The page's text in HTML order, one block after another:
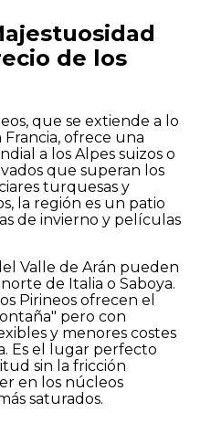
de los
que se extiende a lo
ofrece una
a los Alpes suizos o
que superan los
turquesas y
la región es un patio
de invierno y películas
Valle de Arán pueden
de Italia o Saboya.
Pirineos ofrecen el
pero con
y menores costes
Es el lugar perfecto
sin la fricción
en los núcleos
saturados.